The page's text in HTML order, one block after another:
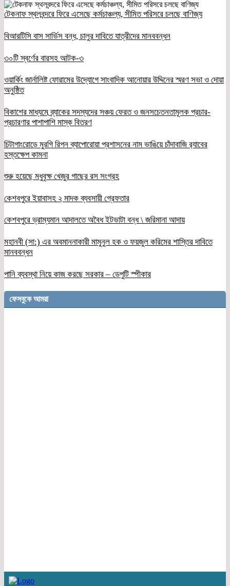
টেকনাফ স্থলবন্দরে ফিরে এসেছে কর্মচাঞ্চল্য, সীমিত পরিসরে চলছে বাণিজ্য
বিআরটিসি বাস সার্ভিস বন্ধ, চালুর দাবিতে যাত্রীদের মানববন্ধন
৩০টি স্বর্ণের বারসহ আটক-৩
ওয়ার্কিং জার্নালিষ্ট ফোরামের উদ্যোগে সাংবাদিক আনোয়ার উদ্দিনের স্মরণ সভা ও দোয়া
অনুষ্ঠিত
বিকাশের মাধ্যমে ব্র্যাকের সদস্যদের সঞ্চয় ফেরত ও জনসচেতনতামূলক প্রচার-
প্রচারণার পাশাপাশি মাস্ক বিতরণ
চিটাগাংরোডে মুরগি রিপন ব্যাপোরোয়া প্রশাসনের নাম ভাঙিয়ে চাঁদাবাজি র‌্যাবের
হস্তক্ষেপ কামনা
শুরু হয়েছে মধুবৃক্ষ খেজুর গাছের রস সংগ্রহ
কেশবপুরে ইয়াবাসহ ২ মাদক ব্যবসায়ী গ্রেফতার
কেশবপুরে ভ্রাম্যমান আদালতে অবৈধ ইটভাটা বন্ধ \ জরিমানা আদায়
মহানবী (সা:) এর অবমাননাকারী মামুনুল হক ও ফয়জুল করিমের শাস্তির দাবিতে
মানববন্ধন
পানি ব্যবস্থা নিয়ে কাজ করছে সরকার – ডেপুটি স্পীকার
ফেসবুকে আমরা